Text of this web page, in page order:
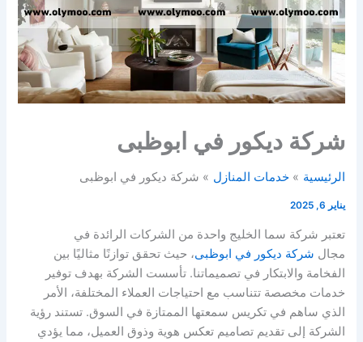
شركة ديكور في ابوظبى
الرئيسية خدمات المنازل شركة ديكور في ابوظبى
يناير 6, 2025
تعتبر شركة سما الخليج واحدة من الشركات الرائدة في
مجال شركة ديكور في ابوظبى، حيث تحقق توازنًا مثاليًا بين
الفخامة والابتكار في تصميماتنا. تأسست الشركة بهدف توفير
خدمات مخصصة تتناسب مع احتياجات العملاء المختلفة، الأمر
الذي ساهم في تكريس سمعتها الممتازة في السوق. تستند رؤية
الشركة إلى تقديم تصاميم تعكس هوية وذوق العميل، مما يؤدي